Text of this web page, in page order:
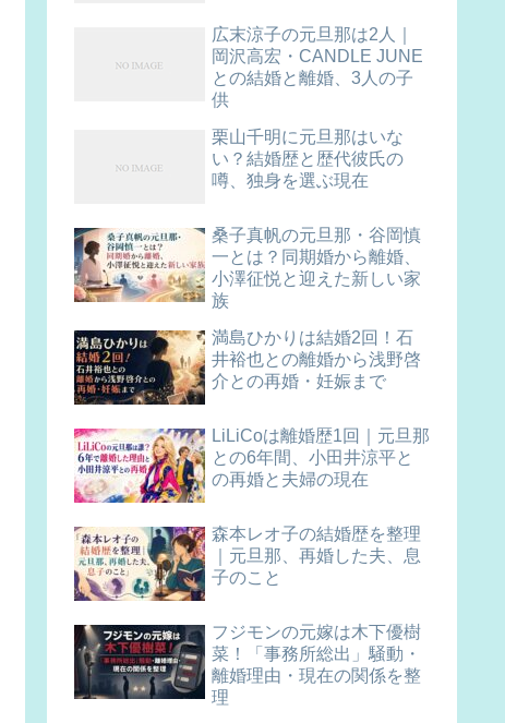
広末涼子の元旦那は2人｜
岡沢高宏・CANDLE JUNE
との結婚と離婚、3人の子
供
栗山千明に元旦那はいな
い？結婚歴と歴代彼氏の
噂、独身を選ぶ現在
桑子真帆の元旦那・谷岡慎
一とは？同期婚から離婚、
小澤征悦と迎えた新しい家
族
満島ひかりは結婚2回！石
井裕也との離婚から浅野啓
介との再婚・妊娠まで
LiLiCoは離婚歴1回｜元旦那
との6年間、小田井涼平と
の再婚と夫婦の現在
森本レオ子の結婚歴を整理
｜元旦那、再婚した夫、息
子のこと
フジモンの元嫁は木下優樹
菜！「事務所総出」騒動・
離婚理由・現在の関係を整
理